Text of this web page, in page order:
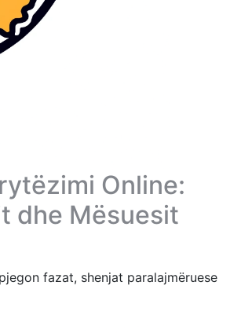
Online:
dhe Mësuesit
fazat, shenjat paralajmëruese